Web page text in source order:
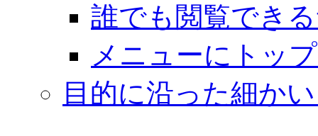
誰でも閲覧でき
メニューにトッ
目的に沿った細か